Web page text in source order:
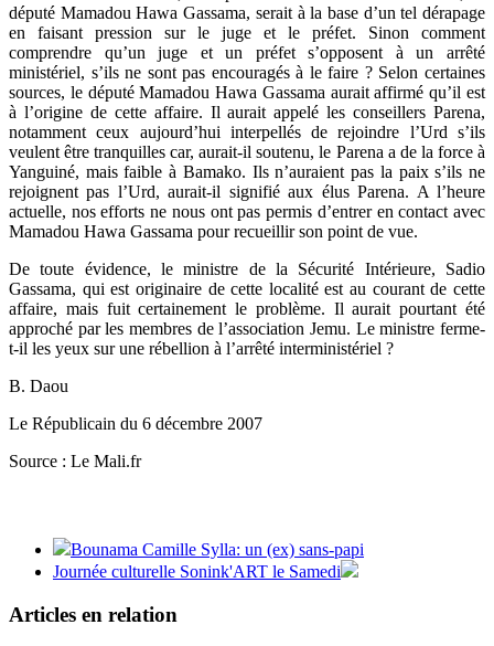
député Mamadou Hawa Gassama, serait à la base d’un tel dérapage
en faisant pression sur le juge et le préfet. Sinon comment
comprendre qu’un juge et un préfet s’opposent à un arrêté
ministériel, s’ils ne sont pas encouragés à le faire ? Selon certaines
sources, le député Mamadou Hawa Gassama aurait affirmé qu’il est
à l’origine de cette affaire. Il aurait appelé les conseillers Parena,
notamment ceux aujourd’hui interpellés de rejoindre l’Urd s’ils
veulent être tranquilles car, aurait-il soutenu, le Parena a de la force à
Yanguiné, mais faible à Bamako. Ils n’auraient pas la paix s’ils ne
rejoignent pas l’Urd, aurait-il signifié aux élus Parena. A l’heure
actuelle, nos efforts ne nous ont pas permis d’entrer en contact avec
Mamadou Hawa Gassama pour recueillir son point de vue.
De toute évidence, le ministre de la Sécurité Intérieure, Sadio
Gassama, qui est originaire de cette localité est au courant de cette
affaire, mais fuit certainement le problème. Il aurait pourtant été
approché par les membres de l’association Jemu. Le ministre ferme-
t-il les yeux sur une rébellion à l’arrêté interministériel ?
B. Daou
Le Républicain du 6 décembre 2007
Source : Le Mali.fr
Bounama Camille Sylla: un (ex) sans-papi
Journée culturelle Sonink'ART le Samedi
Articles en relation